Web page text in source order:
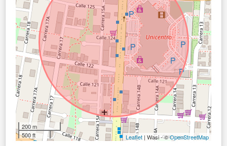
200 m
500 ft
Leaflet | Wasi - ©OpenStreetMap